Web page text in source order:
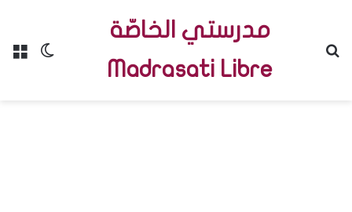
Menu
مدرستي الخاصّة
Madrasati Libre